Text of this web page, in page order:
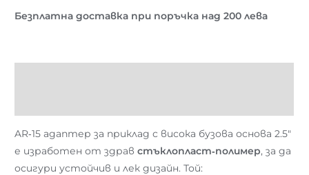
Безплатна доставка при поръчка над 200 лева
AR‑15 адаптер за приклад с висока бузова основа 2.5″
е изработен от здравстъклопласт‑полимер, за да
осигури устойчив и лек дизайн. Той: